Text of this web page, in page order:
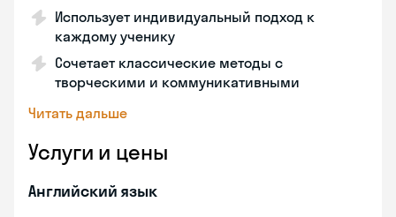
Использует индивидуальный подход к
каждому ученику
Сочетает классические методы с
творческими и коммуникативными
Читать дальше
Услуги и цены
Английский язык